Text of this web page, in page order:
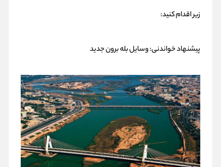
زیر اقدام کنید:
پیشنهاد خواندنی:وسایل بله برون جدید